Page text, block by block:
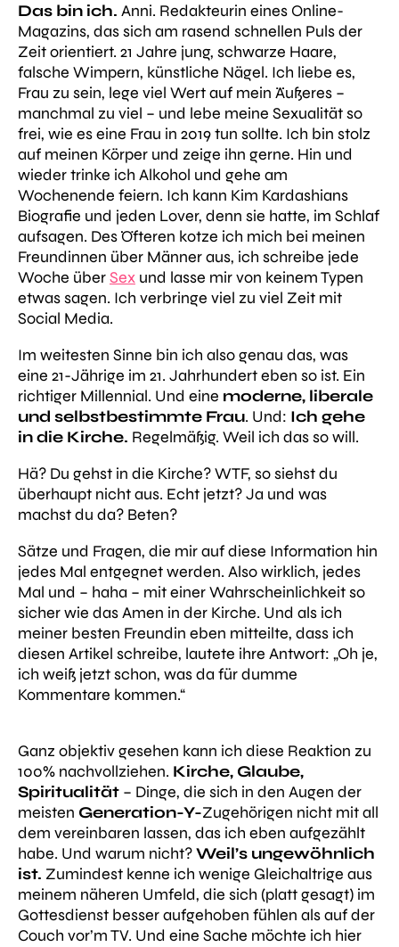
Das bin ich. Anni. Redakteurin eines Online-
Magazins, das sich am rasend schnellen Puls der
Zeit orientiert. 21 Jahre jung, schwarze Haare,
falsche Wimpern, künstliche Nägel. Ich liebe es,
Frau zu sein, lege viel Wert auf mein Äußeres –
manchmal zu viel – und lebe meine Sexualität so
frei, wie es eine Frau in 2019 tun sollte. Ich bin stolz
auf meinen Körper und zeige ihn gerne. Hin und
wieder trinke ich Alkohol und gehe am
Wochenende feiern. Ich kann Kim Kardashians
Biografie und jeden Lover, denn sie hatte, im Schlaf
aufsagen. Des Öfteren kotze ich mich bei meinen
Freundinnen über Männer aus, ich schreibe jede
Woche überSex und lasse mir von keinem Typen
etwas sagen. Ich verbringe viel zu viel Zeit mit
Social Media.
Im weitesten Sinne bin ich also genau das, was
eine 21-Jährige im 21. Jahrhundert eben so ist. Ein
richtiger Millennial. Und eine moderne, liberale
und selbstbestimmte Frau. Und: Ich gehe
in die Kirche. Regelmäßig. Weil ich das so will.
Hä? Du gehst in die Kirche? WTF, so siehst du
überhaupt nicht aus. Echt jetzt? Ja und was
machst du da? Beten?
Sätze und Fragen, die mir auf diese Information hin
jedes Mal entgegnet werden. Also wirklich, jedes
Mal und – haha – mit einer Wahrscheinlichkeit so
sicher wie das Amen in der Kirche. Und als ich
meiner besten Freundin eben mitteilte, dass ich
diesen Artikel schreibe, lautete ihre Antwort: „Oh je,
ich weiß jetzt schon, was da für dumme
Kommentare kommen.“
Ganz objektiv gesehen kann ich diese Reaktion zu
100% nachvollziehen. Kirche, Glaube,
Spiritualität – Dinge, die sich in den Augen der
meisten Generation-Y-Zugehörigen nicht mit all
dem vereinbaren lassen, das ich eben aufgezählt
habe. Und warum nicht?Weil’s ungewöhnlich
ist. Zumindest kenne ich wenige Gleichaltrige aus
meinem näheren Umfeld, die sich (platt gesagt) im
Gottesdienst besser aufgehoben fühlen als auf der
Couch vor’m TV. Und eine Sache möchte ich hier